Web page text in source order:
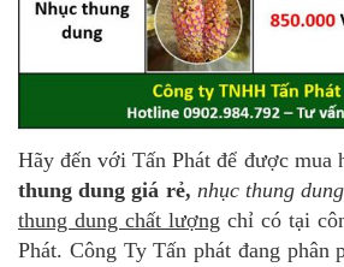
Hãy đến với Tấn Phát để được mua
thung dung giá rẻ, nhục thung
thung dung chất lượng chỉ có tại
Phát. Công Ty Tấn phát đang phân